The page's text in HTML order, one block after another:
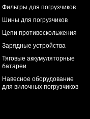
Фильтры для погрузчиков
Шины для погрузчиков
Цепи противоскольжения
Зарядные устройства
Тяговые аккумуляторные
батареи
Навесное оборудование
для вилочных погрузчиков